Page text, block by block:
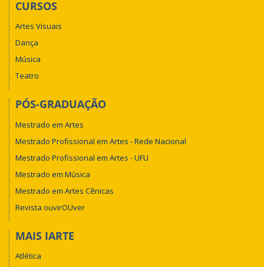
CURSOS
Artes Visuais
Dança
Música
Teatro
PÓS-GRADUAÇÃO
Mestrado em Artes
Mestrado Profissional em Artes - Rede Nacional
Mestrado Profissional em Artes - UFU
Mestrado em Música
Mestrado em Artes Cênicas
Revista ouvirOUver
MAIS IARTE
Atlética